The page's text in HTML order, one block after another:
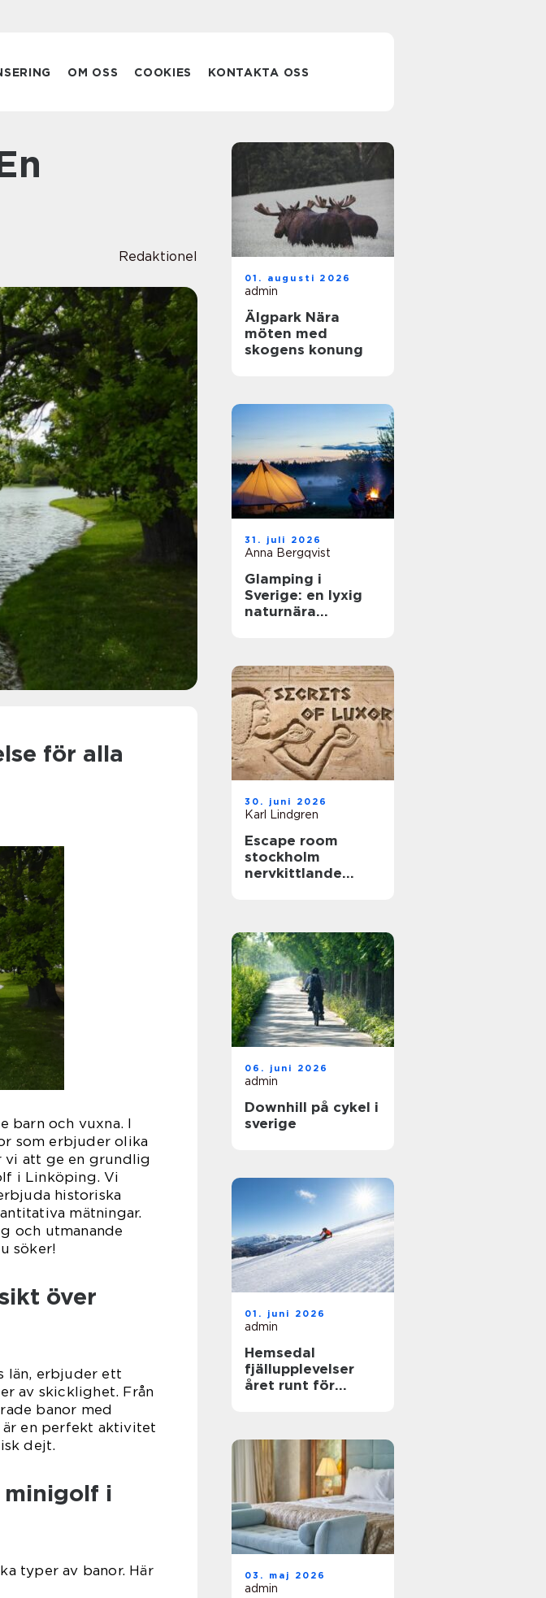
OM OSS COOKIES KONTAKTA OSS
Redaktionel
för alla
barn och vuxna. I
som erbjuder olika
vi att ge en grundlig
i Linköping. Vi
historiska
mätningar.
och utmanande
söker!
över
län, erbjuder ett
av skicklighet. Från
banor med
en perfekt aktivitet
dejt.
i
typer av banor. Här
01. augusti 2026
admin
Älgpark Nära
möten med
skogens konung
31. juli 2026
Anna Bergqvist
Glamping i
Sverige: en lyxig
naturnära
30. juni 2026
Karl Lindgren
Escape room
stockholm
nervkittlande
06. juni 2026
admin
Downhill på cykel i
sverige
01. juni 2026
admin
Hemsedal
fjällupplevelser
året runt för
03. maj 2026
admin